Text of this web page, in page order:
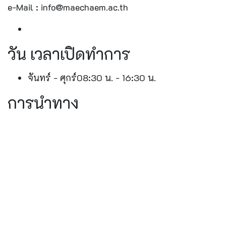
e-Mail : info@maechaem.ac.th
วัน เวลาเปิดทำการ
จันทร์ - ศุกร์08:30 น. - 16:30 น.
การนำทาง